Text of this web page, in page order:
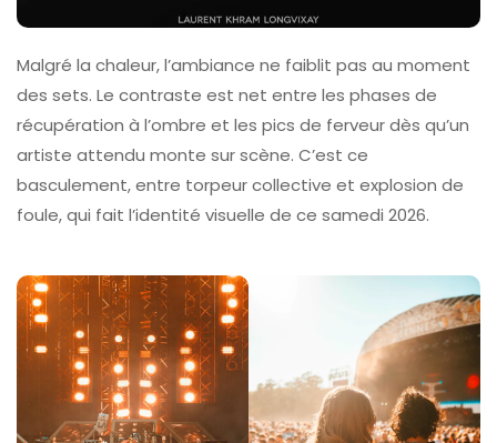
Malgré la chaleur, l’ambiance ne faiblit pas au moment
des sets. Le contraste est net entre les phases de
récupération à l’ombre et les pics de ferveur dès qu’un
artiste attendu monte sur scène. C’est ce
basculement, entre torpeur collective et explosion de
foule, qui fait l’identité visuelle de ce samedi 2026.